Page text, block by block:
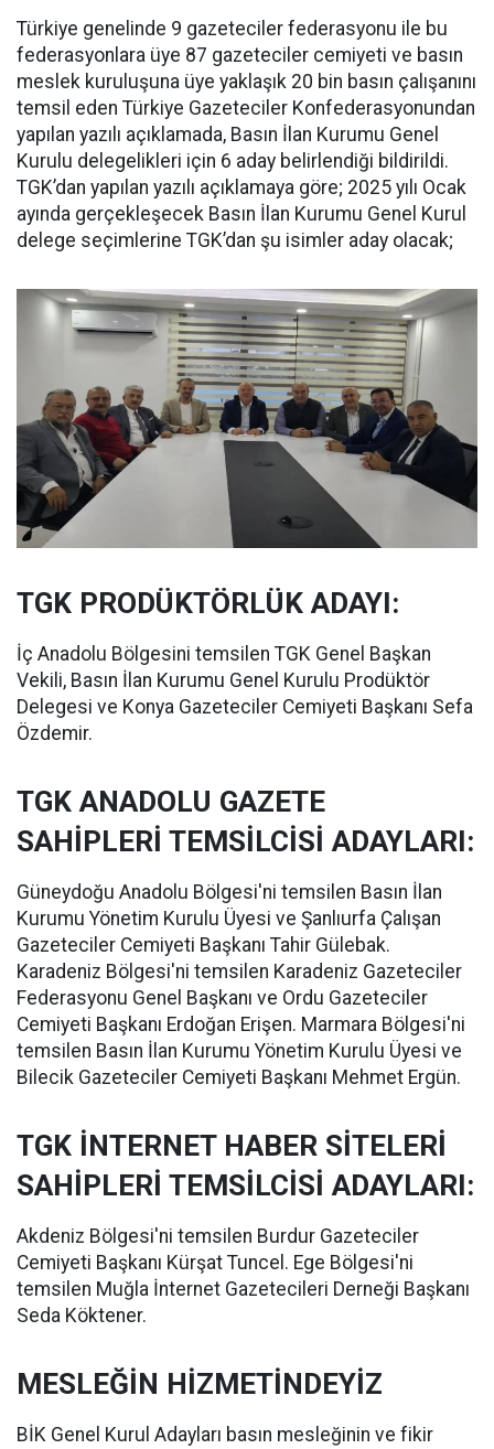
Türkiye genelinde 9 gazeteciler federasyonu ile bu
federasyonlara üye 87 gazeteciler cemiyeti ve basın
meslek kuruluşuna üye yaklaşık 20 bin basın çalışanını
temsil eden Türkiye Gazeteciler Konfederasyonundan
yapılan yazılı açıklamada, Basın İlan Kurumu Genel
Kurulu delegelikleri için 6 aday belirlendiği bildirildi.
TGK’dan yapılan yazılı açıklamaya göre; 2025 yılı Ocak
ayında gerçekleşecek Basın İlan Kurumu Genel Kurul
delege seçimlerine TGK’dan şu isimler aday olacak;
TGK PRODÜKTÖRLÜK ADAYI:
İç Anadolu Bölgesini temsilen TGK Genel Başkan
Vekili, Basın İlan Kurumu Genel Kurulu Prodüktör
Delegesi ve Konya Gazeteciler Cemiyeti Başkanı Sefa
Özdemir.
TGK ANADOLU GAZETE
SAHİPLERİ TEMSİLCİSİ ADAYLARI:
Güneydoğu Anadolu Bölgesi'ni temsilen Basın İlan
Kurumu Yönetim Kurulu Üyesi ve Şanlıurfa Çalışan
Gazeteciler Cemiyeti Başkanı Tahir Gülebak.
Karadeniz Bölgesi'ni temsilen Karadeniz Gazeteciler
Federasyonu Genel Başkanı ve Ordu Gazeteciler
Cemiyeti Başkanı Erdoğan Erişen. Marmara Bölgesi'ni
temsilen Basın İlan Kurumu Yönetim Kurulu Üyesi ve
Bilecik Gazeteciler Cemiyeti Başkanı Mehmet Ergün.
TGK İNTERNET HABER SİTELERİ
SAHİPLERİ TEMSİLCİSİ ADAYLARI:
Akdeniz Bölgesi'ni temsilen Burdur Gazeteciler
Cemiyeti Başkanı Kürşat Tuncel. Ege Bölgesi'ni
temsilen Muğla İnternet Gazetecileri Derneği Başkanı
Seda Köktener.
MESLEĞİN HİZMETİNDEYİZ
BİK Genel Kurul Adayları basın mesleğinin ve fikir